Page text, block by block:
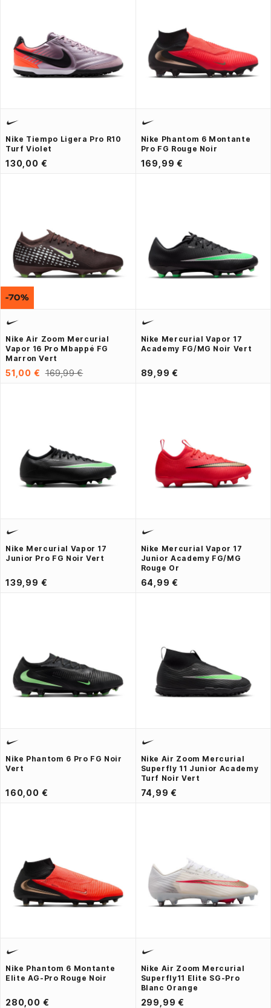
Nike Tiempo Ligera Pro R10
Turf Violet
130,00 €
Nike Phantom 6 Montante
Pro FG Rouge Noir
169,99 €
Nike Air Zoom Mercurial
Vapor 16 Pro Mbappé FG
Marron Vert
51,00 € 169,99 €
-70%
Nike Mercurial Vapor 17
Academy FG/MG Noir Vert
89,99 €
Nike Mercurial Vapor 17
Junior Pro FG Noir Vert
139,99 €
Nike Mercurial Vapor 17
Junior Academy FG/MG
Rouge Or
64,99 €
Nike Phantom 6 Pro FG Noir
Vert
160,00 €
Nike Air Zoom Mercurial
Superfly 11 Junior Academy
Turf Noir Vert
74,99 €
Nike Phantom 6 Montante
Elite AG-Pro Rouge Noir
280,00 €
Nike Air Zoom Mercurial
Superfly11 Elite SG-Pro
Blanc Orange
299,99 €